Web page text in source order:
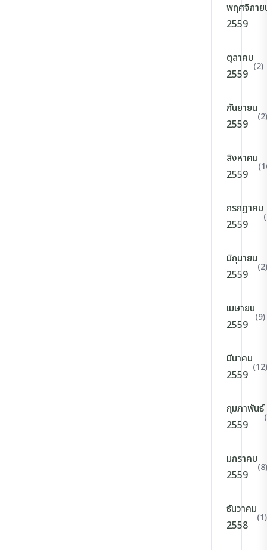
พฤศจิกาย
2559
ตุลาคม
2559
(2)
กันยายน
2559
(2)
สิงหาคม
2559
กรกฎาคม
2559
มิถุนายน
2559
(2)
เมษายน
2559
(9)
มีนาคม
2559
(12)
กุมภาพันธ์
2559
มกราคม
2559
(8)
ธันวาคม
2558
(1)